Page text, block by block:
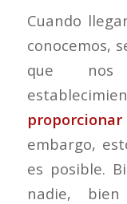
Cuando
conocemos,
que
embargo,
es posible.
nadie,